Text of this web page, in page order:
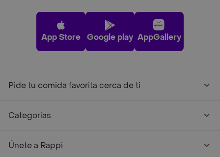
App Store Google play AppGallery
Pide tu comida favorita cerca de ti
Categorías
Únete a Rappi